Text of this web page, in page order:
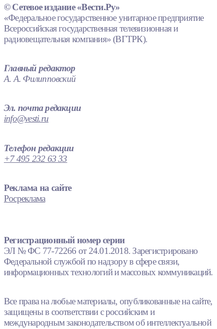
© Сетевое издание «Вести.Ру»
«Федеральное государственное унитарное предприятие
Всероссийская государственная телевизионная и
радиовещательная компания» (ВГТРК).
Главный редактор
А. А. Филипповский
Эл. почта редакции
info@vesti.ru
Телефон редакции
+7 495 232 63 33
Реклама на сайте
Росреклама
Регистрационный номер серии
ЭЛ № ФС 77-72266 от 24.01.2018. Зарегистрировано
Федеральной службой по надзору в сфере связи,
информационных технологий и массовых коммуникаций.
Все права на любые материалы, опубликованные на сайте,
защищены в соответствии с российским и
международным законодательством об интеллектуальной